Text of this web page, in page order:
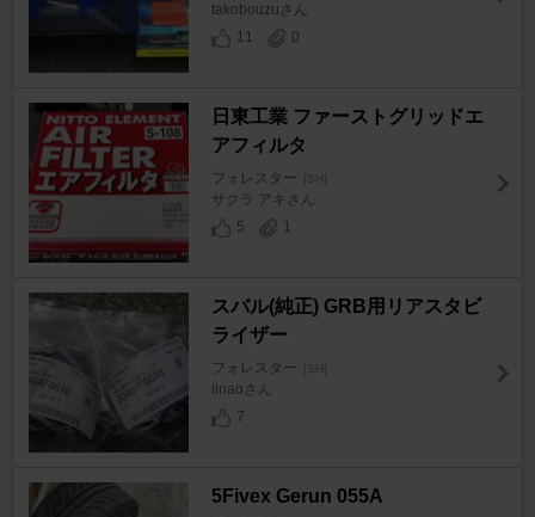
takobouzuさん
11
0
日東工業 ファーストグリッドエ
アフィルタ
フォレスター
サクラ アキさん
5
1
スバル(純正) GRB用リアスタビ
ライザー
フォレスター
linaoさん
7
5Fivex Gerun 055A